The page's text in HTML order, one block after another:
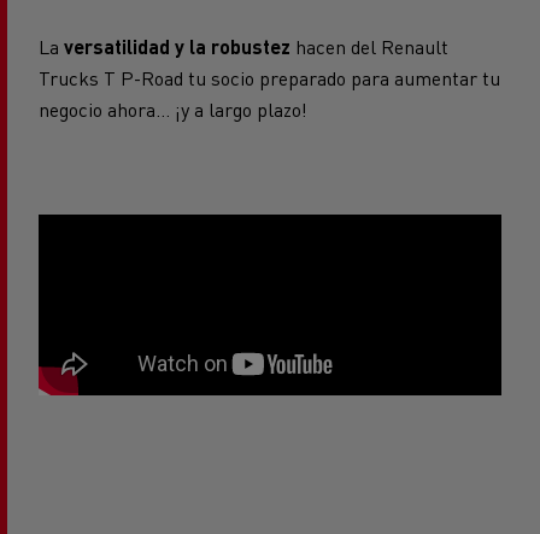
La versatilidad y la robustez hacen del Renault
Trucks T P-Road tu socio preparado para aumentar tu
negocio ahora... ¡y a largo plazo!